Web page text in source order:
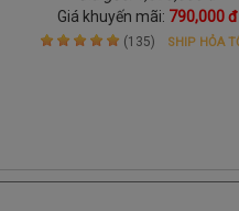
đau nhức mỏi nhanh chóng
Giá khuyến mãi: 790,000 đ
(135) SHIP HỎA